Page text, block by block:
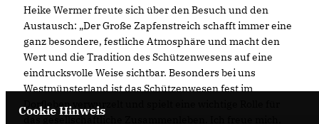
Heike Wermer freute sich über den Besuch und den
Austausch: „Der Große Zapfenstreich schafft immer eine
ganz besondere, festliche Atmosphäre und macht den
Wert und die Tradition des Schützenwesens auf eine
eindrucksvolle Weise sichtbar. Besonders bei uns
Westmünsterland ist das Schützenwesen fest im
Dorfleben verwurzelt und spielt eine wichtige Rolle für
Cookie Hinweis